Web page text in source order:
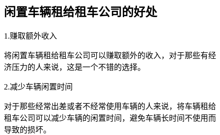
闲置车辆租给租车公司的好处
1.赚取额外收入
将闲置车辆租给租车公司可以赚取额外的收入，对于那些有经
济压力的人来说，这是一个不错的选择。
2.减少车辆闲置时间
对于那些经常出差或者不经常使用车辆的人来说，将车辆租给
租车公司可以减少车辆的闲置时间，避免车辆长时间不使用而
导致的损坏。